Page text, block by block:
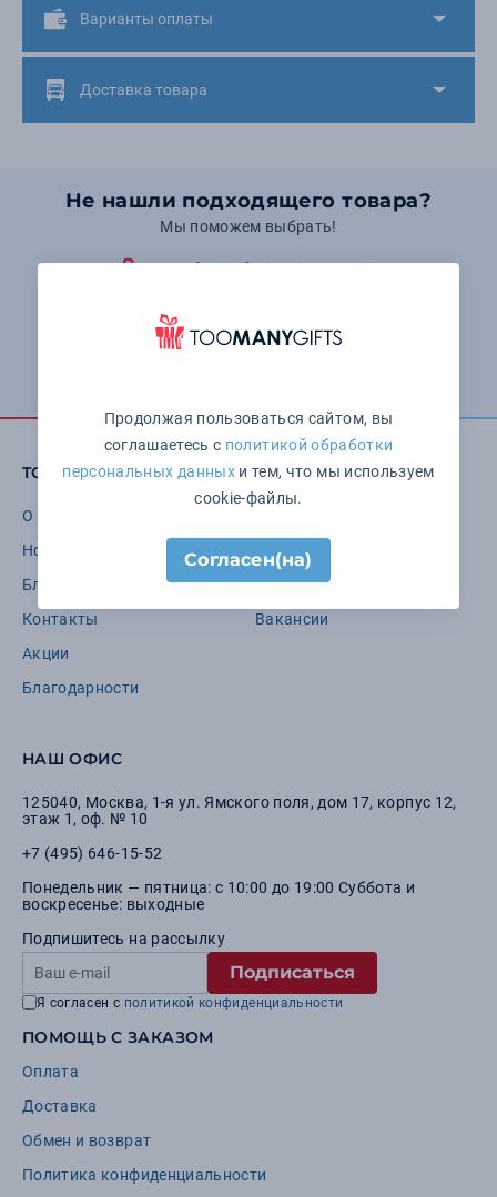
Варианты оплаты
Доставка товара
Не нашли подходящего товара?
Мы поможем выбрать!
+7 (495) 646-15-52
воскресенье: выходные
TOOMANYGIFTS
О компании
Новости
Блог
Контакты
Акции
Благодарности
Варианты нанесения
Требования к макетам
Вакансии
НАШ ОФИС
125040, Москва, 1-я ул. Ямского поля, дом 17, корпус 12,
этаж 1, оф. № 10
+7 (495) 646-15-52
Понедельник — пятница: с 10:00 до 19:00 Суббота и
воскресенье: выходные
Подпишитесь на рассылку
Подписаться
Я согласен с политикой конфиденциальности
ПОМОЩЬ С ЗАКАЗОМ
Оплата
Доставка
Обмен и возврат
Политика конфиденциальности
Продолжая пользоваться сайтом, вы
соглашаетесь с политикой обработки
персональных данныхи тем, что мы используем
cookie-файлы.
Согласен(на)